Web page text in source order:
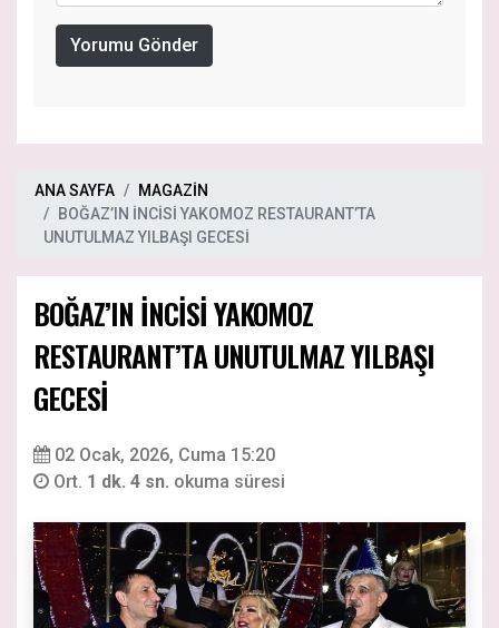
Yorumu Gönder
ANA SAYFA
MAGAZİN
BOĞAZ’IN İNCİSİ YAKOMOZ RESTAURANT’TA
UNUTULMAZ YILBAŞI GECESİ
BOĞAZ’IN İNCİSİ YAKOMOZ
RESTAURANT’TA UNUTULMAZ YILBAŞI
GECESİ
02 Ocak, 2026, Cuma 15:20
Ort. 1 dk. 4 sn. okuma süresi